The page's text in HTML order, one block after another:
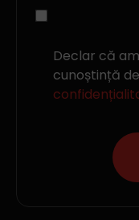
Declar că
cunoștință